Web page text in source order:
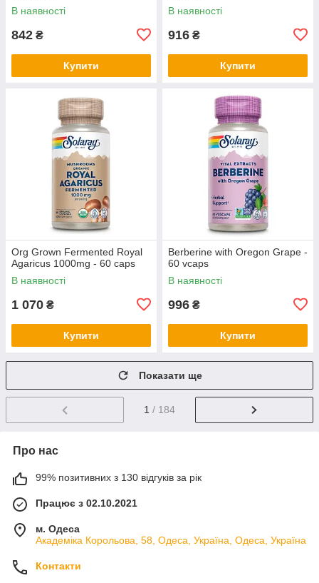
В наявності
842 ₴
Купити
В наявності
916 ₴
Купити
Org Grown Fermented Royal
Agaricus 1000mg - 60 caps
В наявності
1 070 ₴
Купити
Berberine with Oregon Grape -
60 vcaps
В наявності
996 ₴
Купити
Показати ще
1 / 184
Про нас
99% позитивних з 130 відгуків за рік
Працює з 02.10.2021
м. Одеса
Академіка Корольова, 58, Одеса, Україна, Одеса, Україна
Контакти